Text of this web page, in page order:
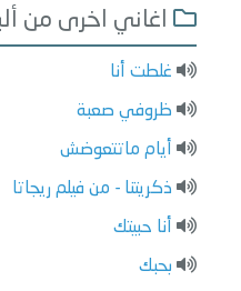
اغاني اخرى من
غلطت أنا
ظروفي صعبة
أيام ماتتعوضش
ذكريتنا - من فيلم ريجاتا
أنا حبيتك
بحبك